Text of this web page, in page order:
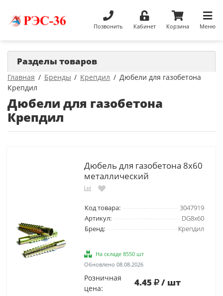
Позвонить Кабинет Корзина Меню
Главная Бренды Крепдил
Дюбели для газобетона
Крепдил
Дюбели для газобетона
Крепдил
Дюбель для газобетона 8х60
металлический
Код товара:
3047919
Артикул:
DG8х60
Бренд:
Крепдил
На складе 8550 шт
Обновлено 08.08.2026
Розничная
цена:
4.45 / шт
Разделы товаров